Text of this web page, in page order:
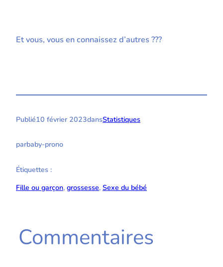
Et vous, vous en connaissez d’autres ???
Publié10 février 2023dansStatistiques
parbaby-prono
Étiquettes :
Fille ou garçon, grossesse, Sexe du bébé
Commentaires